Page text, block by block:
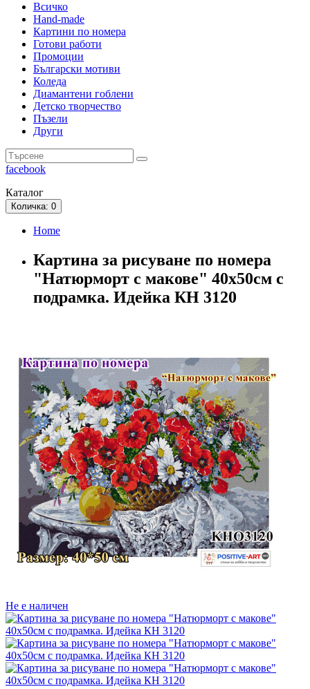
Всичко
Hand-made
Картини по номера
Готови работи
Промоции
Български мотиви
Коледа
Диамантени гоблени
Детско творчество
Пъзели
Други
facebook
Каталог
Количка: 0
Home
Картина за рисуване по номера
"Натюрморт с макове" 40х50см с
подрамка. Идейка КН 3120
Не е наличен